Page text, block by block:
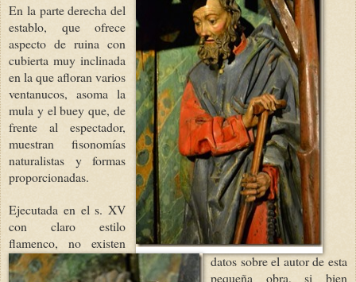
En la parte derecha del
establo, que ofrece
aspecto de ruina con
cubierta muy inclinada
en la que afloran varios
ventanucos, asoma la
mula y el buey que, de
frente al espectador,
muestran fisonomías
naturalistas y formas
proporcionadas.
Ejecutada en el s. XV
con claro estilo
flamenco, no existen
datos sobre el autor de esta
pequeña obra, si bien